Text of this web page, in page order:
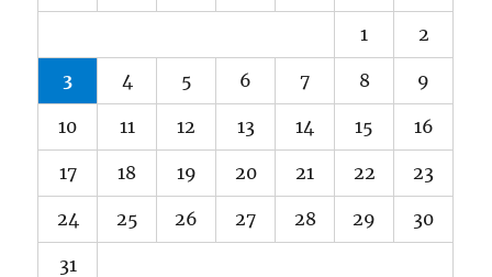
1 2
3 4 5 6 7 8 9
10 11 12 13 14 15 16
17 18 19 20 21 22 23
24 25 26 27 28 29 30
31